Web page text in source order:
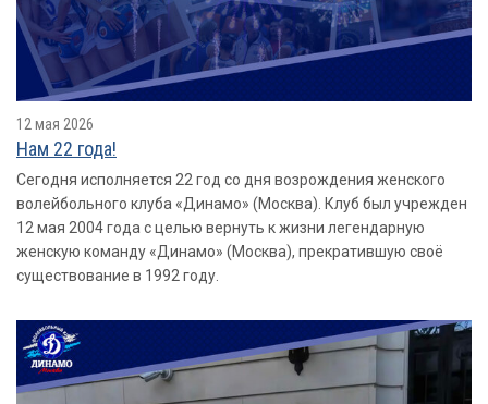
12 мая 2026
Нам 22 года!
Сегодня исполняется 22 год со дня возрождения женского
волейбольного клуба «Динамо» (Москва). Клуб был учрежден
12 мая 2004 года с целью вернуть к жизни легендарную
женскую команду «Динамо» (Москва), прекратившую своё
существование в 1992 году.